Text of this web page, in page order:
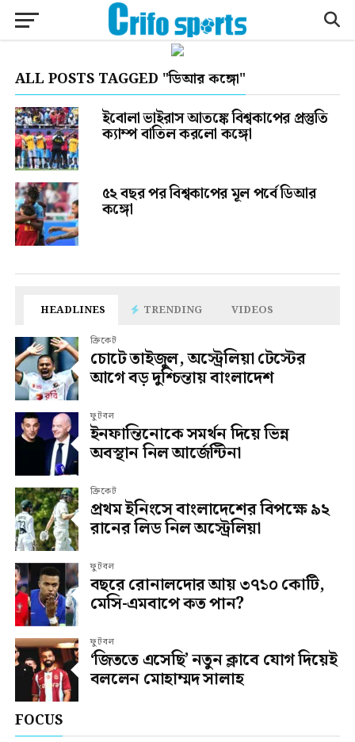
ALL POSTS TAGGED "ডিআর কঙ্গো"
ইবোলা ভাইরাস আতঙ্কে বিশ্বকাপের প্রস্তুতি
ক্যাম্প বাতিল করলো কঙ্গো
৫২ বছর পর বিশ্বকাপের মূল পর্বে ডিআর
কঙ্গো
HEADLINES TRENDING VIDEOS
ক্রিকেট
চোটে তাইজুল, অস্ট্রেলিয়া টেস্টের
আগে বড় দুশ্চিন্তায় বাংলাদেশ
ফুটবল
ইনফান্তিনোকে সমর্থন দিয়ে ভিন্ন
অবস্থান নিল আর্জেন্টিনা
ক্রিকেট
প্রথম ইনিংসে বাংলাদেশের বিপক্ষে ৯২
রানের লিড নিল অস্ট্রেলিয়া
ফুটবল
বছরে রোনালদোর আয় ৩৭১০ কোটি,
মেসি-এমবাপে কত পান?
ফুটবল
‘জিততে এসেছি’ নতুন ক্লাবে যোগ দিয়েই
বললেন মোহাম্মদ সালাহ
FOCUS